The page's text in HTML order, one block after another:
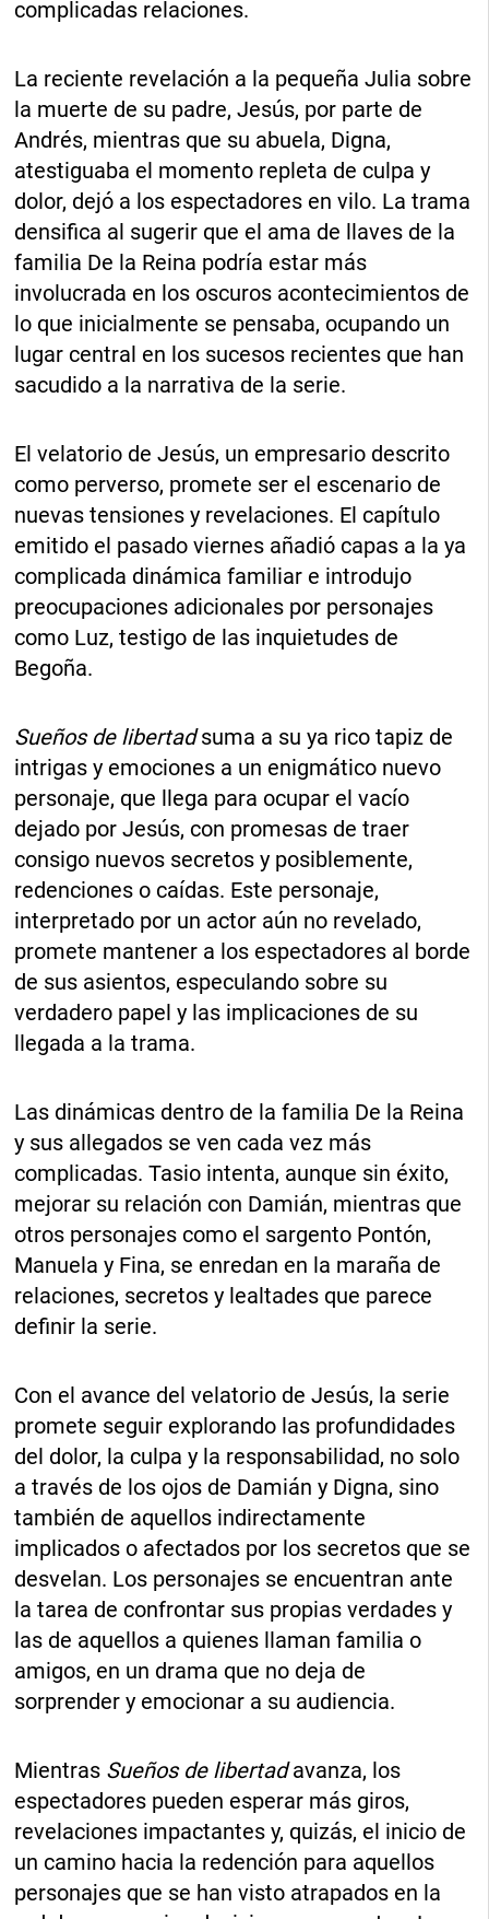
complicadas relaciones.
La reciente revelación a la pequeña Julia sobre
la muerte de su padre, Jesús, por parte de
Andrés, mientras que su abuela, Digna,
atestiguaba el momento repleta de culpa y
dolor, dejó a los espectadores en vilo. La trama
densifica al sugerir que el ama de llaves de la
familia De la Reina podría estar más
involucrada en los oscuros acontecimientos de
lo que inicialmente se pensaba, ocupando un
lugar central en los sucesos recientes que han
sacudido a la narrativa de la serie.
El velatorio de Jesús, un empresario descrito
como perverso, promete ser el escenario de
nuevas tensiones y revelaciones. El capítulo
emitido el pasado viernes añadió capas a la ya
complicada dinámica familiar e introdujo
preocupaciones adicionales por personajes
como Luz, testigo de las inquietudes de
Begoña.
Suеños de libertadsuma a su ya rico tapiz de
intrigas y emociones a un enigmático nuevo
personaje, que llega para ocupar el vacío
dejado por Jesús, con promesas de traer
consigo nuevos secretos y posiblemente,
redenciones o caídas. Este personaje,
interpretado por un actor aún no revelado,
promete mantener a los espectadores al borde
de sus asientos, especulando sobre su
verdadero papel y las implicaciones de su
llegada a la trama.
Las dinámicas dentro de la familia De la Reina
y sus allegados se ven cada vez más
complicadas. Tasio intenta, aunque sin éxito,
mejorar su relación con Damián, mientras que
otros personajes como el sargento Pontón,
Manuela y Fina, se enredan en la maraña de
relaciones, secretos y lealtades que parece
definir la serie.
Con el avance del velatorio de Jesús, la serie
promete seguir explorando las profundidades
del dolor, la culpa y la responsabilidad, no solo
a través de los ojos de Damián y Digna, sino
también de aquellos indirectamente
implicados o afectados por los secretos que se
desvelan. Los personajes se encuentran ante
la tarea de confrontar sus propias verdades y
las de aquellos a quienes llaman familia o
amigos, en un drama que no deja de
sorprender y emocionar a su audiencia.
Mientras Sueños de libertadavanza, los
espectadores pueden esperar más giros,
revelaciones impactantes y, quizás, el inicio de
un camino hacia la redención para aquellos
personajes que se han visto atrapados en la